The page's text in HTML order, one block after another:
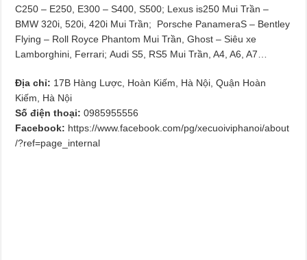
C250 – E250, E300 – S400, S500; Lexus is250 Mui Trần –
BMW 320i, 520i, 420i Mui Trần; Porsche PanameraS – Bentley
Flying – Roll Royce Phantom Mui Trần, Ghost – Siêu xe
Lamborghini, Ferrari; Audi S5, RS5 Mui Trần, A4, A6, A7…
Địa chỉ: 17B Hàng Lược, Hoàn Kiếm, Hà Nội, Quận Hoàn
Kiếm, Hà Nội
Số điện thoại: 0985955556
Facebook: https://www.facebook.com/pg/xecuoiviphanoi/about
/?ref=page_internal